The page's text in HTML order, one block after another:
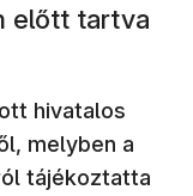
előtt tartva
hivatalos
melyben a
tájékoztatta